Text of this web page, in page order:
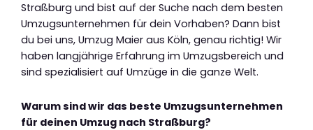
Straßburg und bist auf der Suche nach dem besten
Umzugsunternehmen für dein Vorhaben? Dann bist
du bei uns, Umzug Maier aus Köln, genau richtig! Wir
haben langjährige Erfahrung im Umzugsbereich und
sind spezialisiert auf Umzüge in die ganze Welt.
Warum sind wir das beste Umzugsunternehmen
für deinen Umzug nach Straßburg?